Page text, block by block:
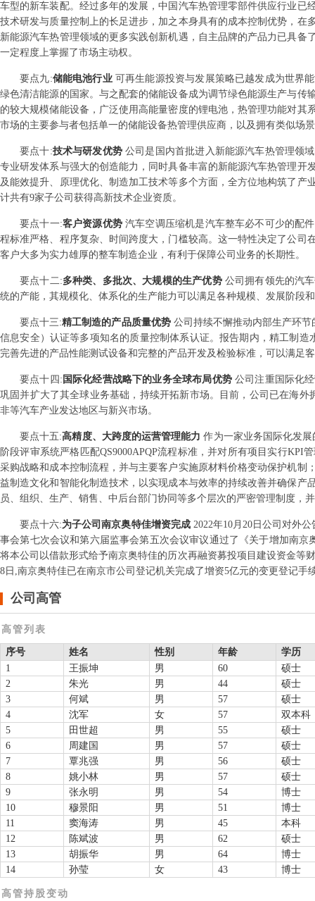
车型的新车装配。经过多年的发展，中国汽车热管理零部件供应行业
技术研发与质量控制上的长足进步，加之本身具有的成本控制优势，
新能源汽车热管理领域的更多实践创新机遇，自主品牌的产品力已具
一定程度上掌握了市场主动权。
要点九:储能电池行业 可再生能源投资与发展策略已越发成为世界
绿色清洁能源的国家。与之配套的储能设备成为调节绿色能源生产与
的较大规模储能设备，广泛使用高能量密度的锂电池，热管理功能对
市场的主要参与者包括单一的储能设备热管理供应商，以及拥有类似场
要点十:技术与研发优势公司是国内首批进入新能源汽车热管理领
专业研发体系与强大的创造能力，同时具备丰富的新能源汽车热管理
及能效提升、原理优化、制造加工技术等多个方面，全方位地构筑了
计共有9家子公司获得高新技术企业资质。
要点十一:客户资源优势汽车空调压缩机是汽车整车必不可少的配
程标准严格、程序复杂、时间跨度大，门槛较高。这一特性决定了公
客户大多为实力雄厚的整车制造企业，有利于保障公司业务的长期性。
要点十二:多种类、多批次、大规模的生产优势 公司拥有领先的汽
统的产能，其规模化、体系化的生产能力可以满足各种规模、发展阶段
要点十三:精工制造的产品质量优势 公司持续不懈推动内部生产环
信息安全）认证等多项知名的质量控制体系认证。报告期内，精工制
完善先进的产品性能测试设备和完整的产品开发及检验标准，可以满足
要点十四 : 国际化经营战略下的业务全球布局优势公司注重国际化
巩固并扩大了其全球业务基础，持续开拓新市场。目前，公司已在海
非等汽车产业发达地区与新兴市场。
要点十五:高精度、大跨度的运营管理能力作为一家业务国际化发
阶段评审系统严格匹配QS9000APQP流程标准，并对所有项目实行
采购战略和成本控制流程，并与主要客户实施原材料价格变动保护机
益制造文化和智能化制造技术，以实现成本与效率的持续改善并确保
员、组织、生产、销售、中后台部门协同等多个层次的严密管理制度，
要点十六:为子公司南京奥特佳增资完成 2022年10月20日公司对外
事会第七次会议和第六届监事会第五次会议审议通过了《关于增加南
将本公司以借款形式给予南京奥特佳的历次再融资募投项目建设资金等
8日,南京奥特佳已在南京市公司登记机关完成了增资5亿元的变更登记
公司高管
高管列表
序号 姓名 性别 年龄
学历
1
王振坤 男 60
硕士
2
朱光 男 44
硕士
3
何斌 男 57
硕士
4
沈军 女 57
双本科
5
田世超 男 55
硕士
6
周建国 男 57
硕士
7
覃兆强 男 56
硕士
8
姚小林 男 57
硕士
9
张永明 男 54
博士
10
穆景阳 男 51
博士
11
窦海涛 男 45
本科
12
陈斌波 男 62
硕士
13
胡振华 男 64
博士
14
孙莹 女 43 博士
高管持股变动